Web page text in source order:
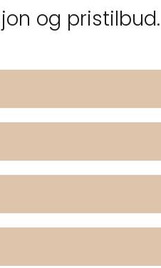
og pristilbud.